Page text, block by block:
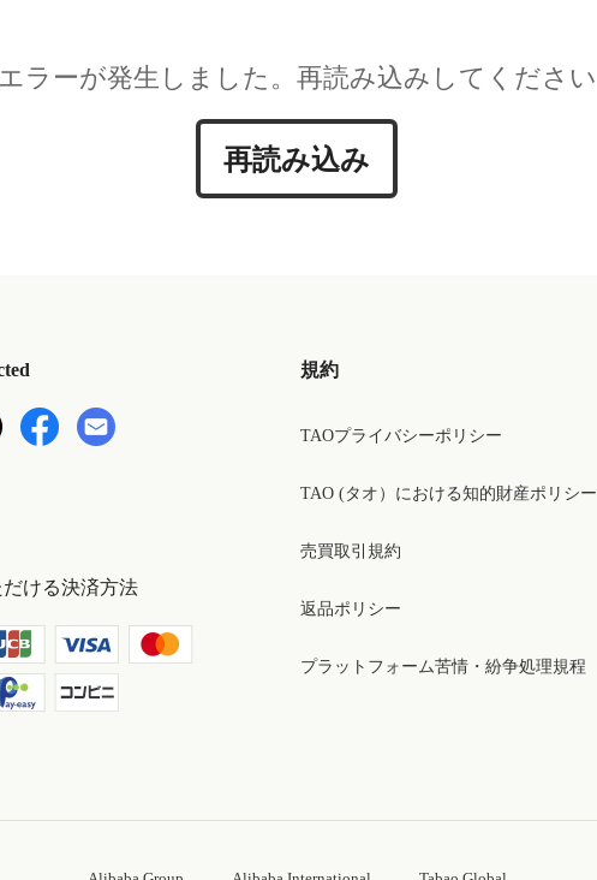
エラーが発生しました。再読み込みしてください
再読み込み
ける決済方法
規約
TAOプライバシーポリシー
TAO (タオ）における知的財産ポリシー
売買取引規約
返品ポリシー
プラットフォーム苦情・紛争処理規程